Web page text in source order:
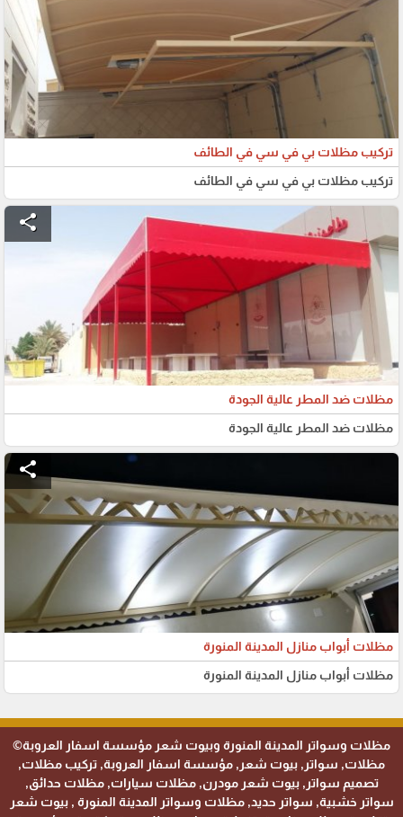
تركيب مظلات بي في سي في الطائف
تركيب مظلات بي في سي في الطائف
share
مظلات ضد المطر عالية الجودة
مظلات ضد المطر عالية الجودة
share
مظلات أبواب منازل المدينة المنورة
مظلات أبواب منازل المدينة المنورة
مظلات وسواتر المدينة المنورة وبيوت شعر مؤسسة اسفار العروبة©
مظلات, سواتر, بيوت شعر, مؤسسة اسفار العروبة, تركيب مظلات,
تصميم سواتر, بيوت شعر مودرن, مظلات سيارات, مظلات حدائق,
سواتر خشبية, سواتر حديد, مظلات وسواتر المدينة المنورة , بيوت شعر